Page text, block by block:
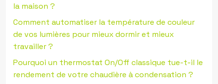
la maison ?
Comment automatiser la température de couleur
de vos lumières pour mieux dormir et mieux
travailler ?
Pourquoi un thermostat On/Off classique tue-t-il le
rendement de votre chaudière à condensation ?